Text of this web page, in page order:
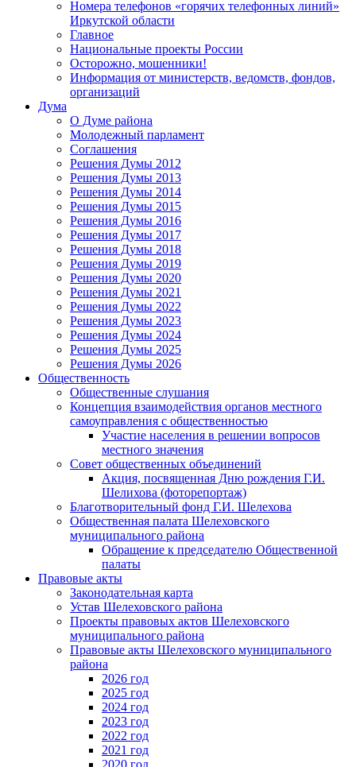
Номера телефонов «горячих телефонных линий»
Иркутской области
Главное
Национальные проекты России
Осторожно, мошенники!
Информация от министерств, ведомств, фондов,
организаций
Дума
О Думе района
Молодежный парламент
Соглашения
Решения Думы 2012
Решения Думы 2013
Решения Думы 2014
Решения Думы 2015
Решения Думы 2016
Решения Думы 2017
Решения Думы 2018
Решения Думы 2019
Решения Думы 2020
Решения Думы 2021
Решения Думы 2022
Решения Думы 2023
Решения Думы 2024
Решения Думы 2025
Решения Думы 2026
Общественность
Общественные слушания
Концепция взаимодействия органов местного
самоуправления с общественностью
Участие населения в решении вопросов
местного значения
Совет общественных объединений
Акция, посвященная Дню рождения Г.И.
Шелихова (фоторепортаж)
Благотворительный фонд Г.И. Шелехова
Общественная палата Шелеховского
муниципального района
Обращение к председателю Общественной
палаты
Правовые акты
Законодательная карта
Устав Шелеховского района
Проекты правовых актов Шелеховского
муниципального района
Правовые акты Шелеховского муниципального
района
2026 год
2025 год
2024 год
2023 год
2022 год
2021 год
2020 год